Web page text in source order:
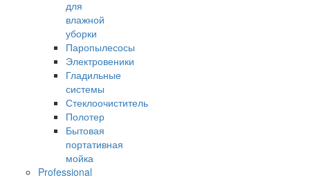
для
влажной
уборки
Паропылесосы
Электровеники
Гладильные
системы
Стеклоочиститель
Полотер
Бытовая
портативная
мойка
Professional